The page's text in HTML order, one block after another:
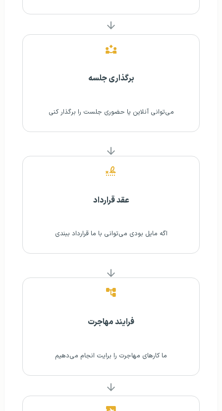
برگذاری جلسه
می‌توانی آنلاین یا حضوری جلست را برگذار کنی
عقد قرارداد
اگه مایل بودی می‌توانی با ما قرارداد ببندی
فرایند مهاجرت
ما کارهای مهاجرت را برایت انجام می‌دهیم